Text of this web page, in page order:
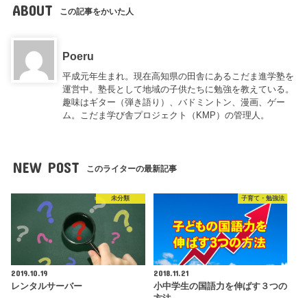
ABOUT この記事をかいた人
Poeru
平成元年生まれ。現在高知県の田舎にあるこだま進学塾を
運営中。塾長として地域の子供たちに勉強を教えている。
趣味はギター（弾き語り）、バドミントン、漫画、ゲー
ム。こだま学び舎プロジェクト（KMP）の管理人。
NEW POST このライターの最新記事
未分類
2019.10.19
レンタルサーバー
子育て・勉強法
2018.11.21
小中学生の国語力を伸ばす３つの